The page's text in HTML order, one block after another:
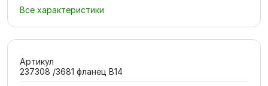
Все характеристики
Артикул
237308 /3681 фланец В14